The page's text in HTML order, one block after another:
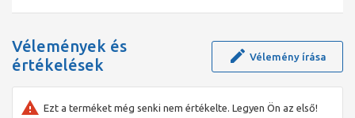
Vélemények és
értékelések
Vélemény írása
Ezt a terméket még senki nem értékelte. Legyen Ön az első!